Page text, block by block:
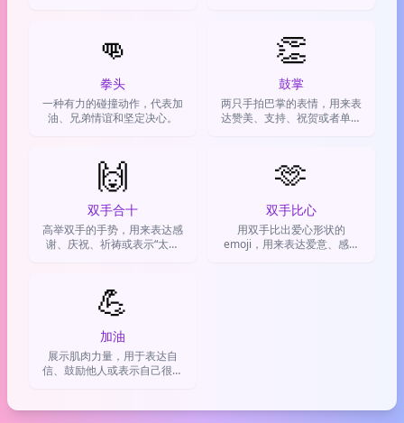
👊
拳头
一种有力的碰撞动作，代表加
油、兄弟情谊和坚定决心。
👏
鼓掌
两只手拍巴掌的表情，用来表
达赞美、支持、祝贺或者单纯
🙌
双手合十
高举双手的手势，用来表达感
谢、庆祝、祈祷或表示“太棒
🫶
双手比心
用双手比出爱心形状的
emoji，用来表达爱意、感激
💪
加油
展示肌肉力量，用于表达自
信、鼓励他人或表示自己很努